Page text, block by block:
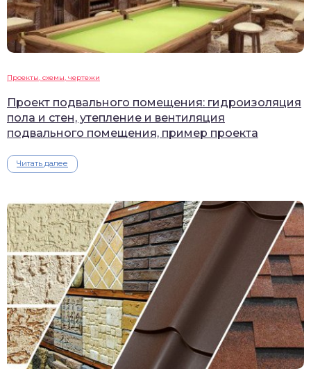
Проекты, схемы, чертежи
Проект подвального помещения: гидроизоляция
пола и стен, утепление и вентиляция
подвального помещения, пример проекта
Читать далее